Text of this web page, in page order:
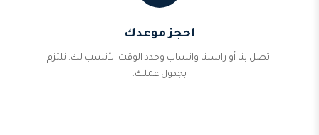
احجز موعدك
اتصل بنا أو راسلنا واتساب وحدد الوقت الأنسب لك. نلتزم
بجدول عملك.